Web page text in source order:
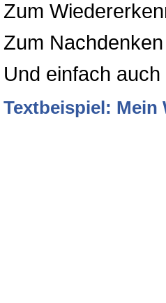
Zum
Zum Nachdenken
Und einfach
Textbeispiel: Mein